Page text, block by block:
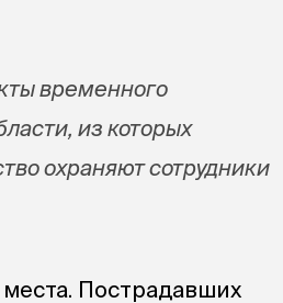
временного
из которых
охраняют сотрудники
Пострадавших